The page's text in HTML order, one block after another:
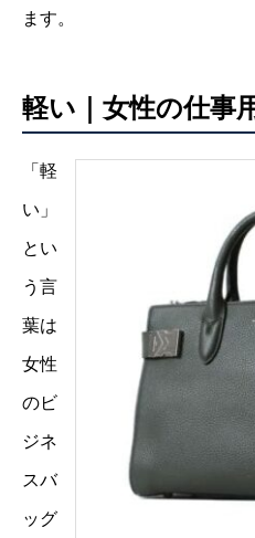
ます。
軽い｜女性の仕事
「軽
い」
とい
う言
葉は
女性
のビ
ジネ
スバ
ッグ